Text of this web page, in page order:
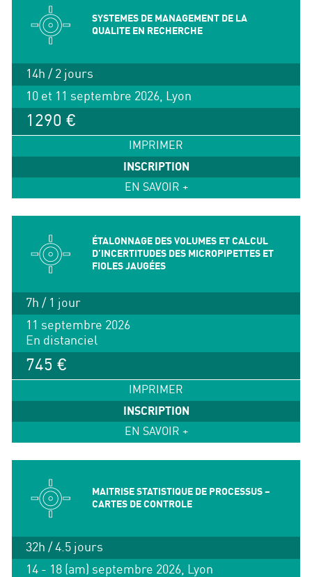
SYSTEMES DE MANAGEMENT DE LA
QUALITE EN RECHERCHE
14h / 2 jours
10 et 11 septembre 2026, Lyon
1290 €
IMPRIMER
INSCRIPTION
EN SAVOIR +
ÉTALONNAGE DES VOLUMES ET CALCUL
D’INCERTITUDES DES MICROPIPETTES ET
FIOLES JAUGÉES
7h / 1 jour
11 septembre 2026
En distanciel
745 €
IMPRIMER
INSCRIPTION
EN SAVOIR +
MAITRISE STATISTIQUE DE PROCESSUS –
CARTES DE CONTROLE
32h / 4.5 jours
14 - 18 (am) septembre 2026, Lyon